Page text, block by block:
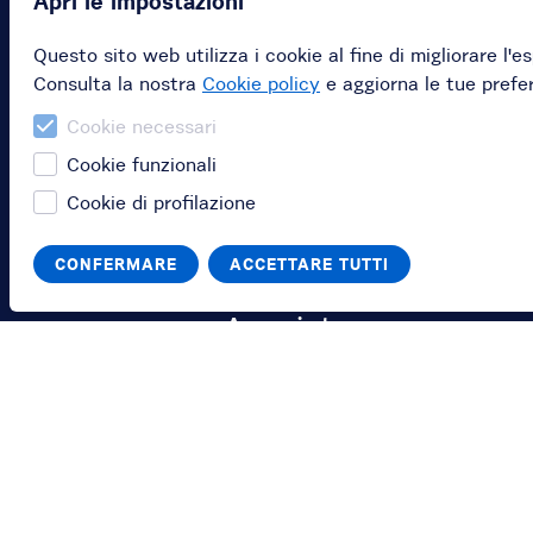
Acquista
Acquista un
Questo sito web utilizza i cookie al fine di migliorare
Consulta la nostra Cookie policy e aggiorna le tue
Cookie necessari
Cookie funzionali
Cookie di profilazione
CONFERMARE ACCETTARE TUTTI